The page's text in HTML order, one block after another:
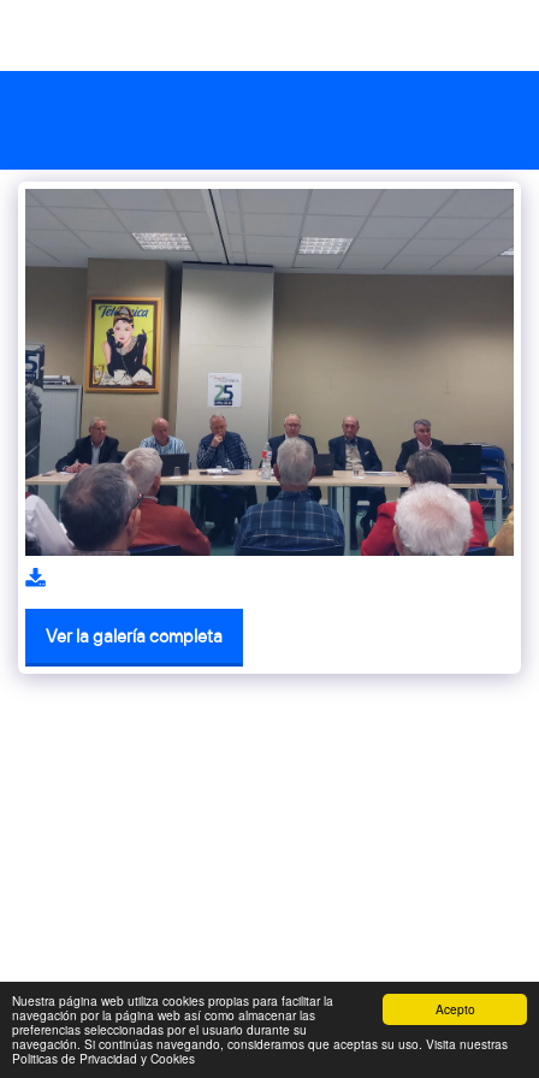
Acepto
Nuestra página web utiliza cookies propias para facilitar la
navegación por la página web así como almacenar las
preferencias seleccionadas por el usuario durante su
navegación. Si continúas navegando, consideramos que aceptas su uso. Visita nuestras
Politicas de Privacidad y Cookies
Ver la galería completa